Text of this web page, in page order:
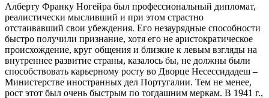
Алберту Франку Ногейра был профессиональный дипломат,
реалистически мысливший и при этом страстно
отстаивавший свои убеждения. Его незаурядные способности
быстро получили признание, хотя его не аристократическое
происхождение, круг общения и близкие к левым взгляды на
внутреннее развитие страны, казалось бы, не должны были
способствовать карьерному росту во Дворце Несессидадеш –
Министерстве иностранных дел Португалии. Тем не менее,
рост этот был очень быстрым по тогдашним меркам. В 1941 г.,